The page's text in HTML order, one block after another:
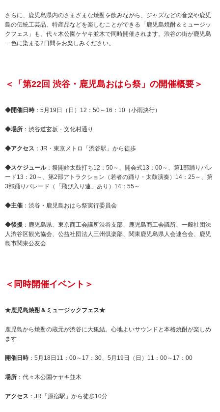
さらに、鹿児島県内のさまざまな焼酎を飲みながら、ジャズなどの音楽や鹿児
島の伝統工芸品、特産品などを楽しむことができる「鹿児島焼酎＆ミュージッ
クフェス」も、代々木公園ケヤキ並木で同時開催されます。渋谷の街が鹿児島
一色に染まる2日間をお楽しみください。
＜「第22回 渋谷・鹿児島おはら祭」の開催概要＞
◆開催日時：5月19日（日）12：50～16：10（小雨決行）
◆場所 ：渋谷道玄坂・文化村通り
◆アクセス ：JR・東京メトロ「渋谷駅」から徒歩
◆スケジュール：祭開始太鼓打ち12：50～、開会式13：00～、第1部踊りパレ
ード13：20～、第2部アトラクション（若者の踊り・太鼓演奏）14：25～、第
3部踊りパレード（「飛び入り連」あり）14：55～
◆主催 ：渋谷・鹿児島おはら祭実行委員会
◆後援 ：鹿児島県、東京商工会議所渋谷支部、鹿児島商工会議所、一般社団法
人渋谷区観光協会、公益社団法人三州倶楽部、関東鹿児島県人会連合会、鹿児
島市関東公友会
＜同時開催イベント＞
★鹿児島焼酎＆ミュージックフェス★
鹿児島から焼酎の蔵元が渋谷に大集結。心地よいサウンドと本格焼酎が楽しめ
ます
開催日時：5月18日11：00～17：30、5月19日（日）11：00～17：00
場所 ：代々木公園ケヤキ並木
アクセス ：JR「原宿駅」から徒歩10分